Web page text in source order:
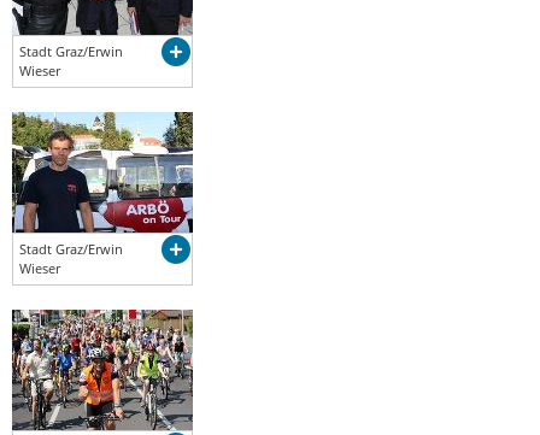
Stadt Graz/Erwin
Wieser
Stadt Graz/Erwin
Wieser